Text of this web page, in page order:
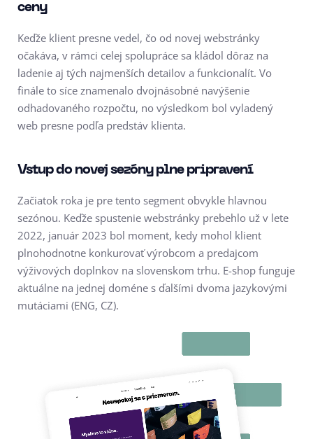
ceny
Keďže klient presne vedel, čo od novej webstránky
očakáva, v rámci celej spolupráce sa kládol dôraz na
ladenie aj tých najmenších detailov a funkcionalít. Vo
finále to síce znamenalo dvojnásobné navýšenie
odhadovaného rozpočtu, no výsledkom bol vyladený
web presne podľa predstáv klienta.
Vstup do novej sezóny plne pripravení
Začiatok roka je pre tento segment obvykle hlavnou
sezónou. Keďže spustenie webstránky prebehlo už v lete
2022, január 2023 bol moment, kedy mohol klient
plnohodnotne konkurovať výrobcom a predajcom
výživových doplnkov na slovenskom trhu. E-shop funguje
aktuálne na jednej doméne s ďalšími dvoma jazykovými
mutáciami (ENG, CZ).